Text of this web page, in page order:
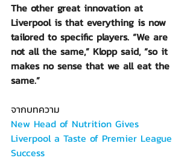
The other great innovation at
Liverpool is that everything is now
tailored to specific players. “We are
not all the same,” Klopp said, “so it
makes no sense that we all eat the
same.”
จากบทความ
New Head of Nutrition Gives
Liverpool a Taste of Premier League
Success